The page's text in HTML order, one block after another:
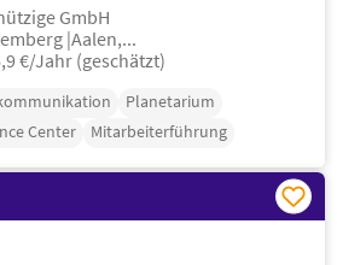
GmbH
|Aalen,...
€/Jahr (geschätzt)
Planetarium
Center Mitarbeiterführung